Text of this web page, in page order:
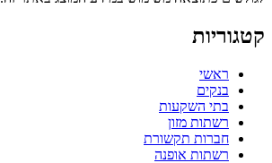
קטגוריות
ראשי
בנקים
בתי השקעות
רשתות מזון
חברות תקשורת
רשתות אופנה